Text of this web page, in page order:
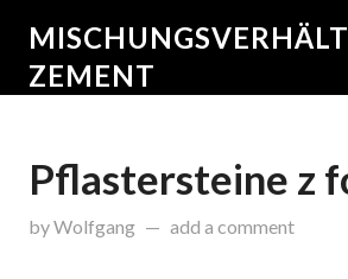
ZEMENT
Pflastersteine z
byWolfgang onSeptember 22, 2015
add a comment